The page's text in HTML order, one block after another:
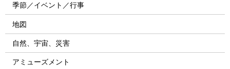
季節／イベント／行事
地図
自然、宇宙、災害
アミューズメント